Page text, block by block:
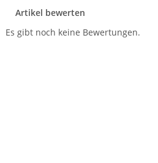
Artikel bewerten
Es gibt noch keine Bewertungen.